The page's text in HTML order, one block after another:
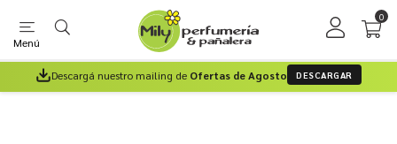
Menú
0
Descargá nuestro mailing de Ofertas de Agosto DESCARGAR